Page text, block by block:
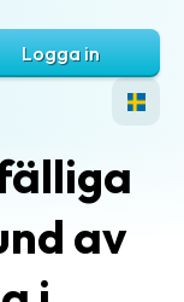
Logga in
av